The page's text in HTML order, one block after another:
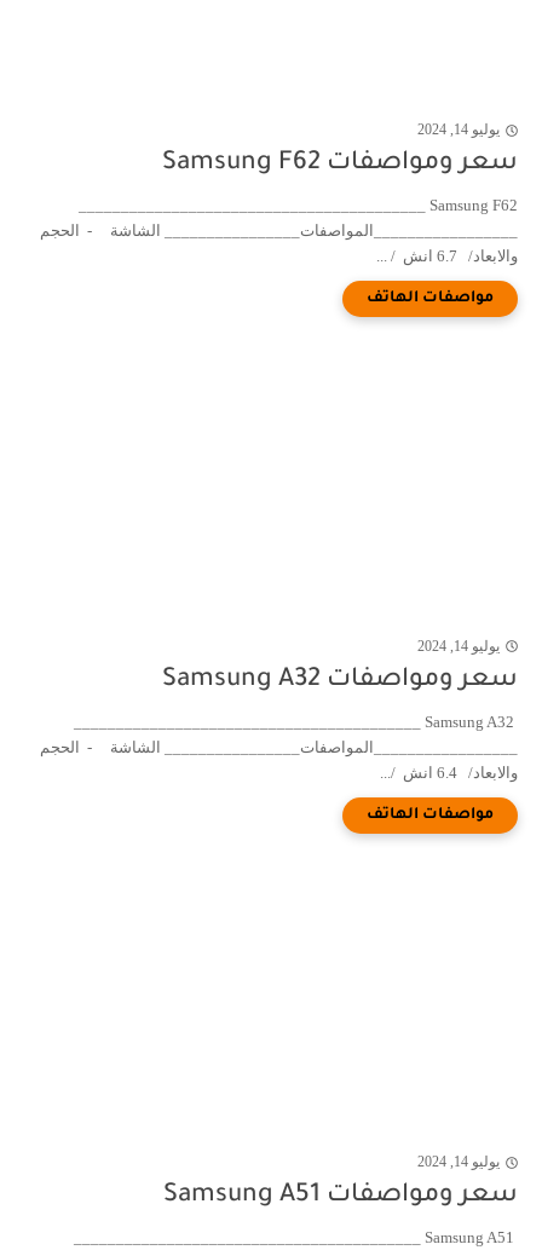
يوليو 14, 2024
سعر ومواصفات Samsung F62
_________________المواصفات________________ الشاشة - الحجم
والابعاد/ 6.7 انش / ...
يوليو 14, 2024
سعر ومواصفات Samsung A32
_________________المواصفات________________ الشاشة - الحجم
والابعاد/ 6.4 انش /...
يوليو 14, 2024
سعر ومواصفات Samsung A51